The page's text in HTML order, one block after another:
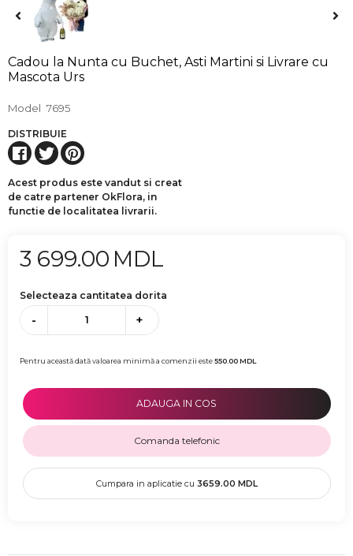
Cadou la Nunta cu Buchet, Asti Martini si Livrare cu
Mascota Urs
Model 7695
DISTRIBUIE
Acest produs este vandut si creat
de catre partener OkFlora, in
functie de localitatea livrarii.
3 699.00 MDL
Selecteaza cantitatea dorita
- +
Pentru această dată valoarea minimă a comenzii este550.00MDL
ADAUGA IN COS
Comanda telefonic
Cumpara in aplicatie cu 3659.00 MDL